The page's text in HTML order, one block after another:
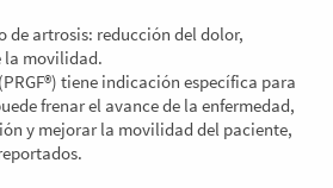
artrosis: reducción del dolor,
la movilidad.
tiene indicación específica para
frenar el avance de la enfermedad,
y mejorar la movilidad del paciente,